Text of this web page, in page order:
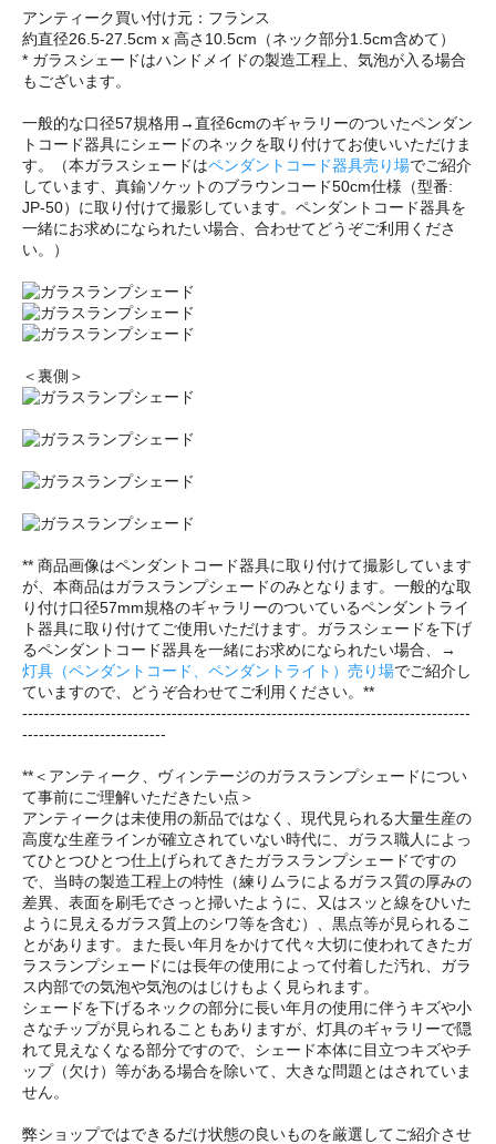
アンティーク買い付け元：フランス
約直径26.5-27.5cm x 高さ10.5cm（ネック部分1.5cm含めて）
* ガラスシェードはハンドメイドの製造工程上、気泡が入る場合
もございます。
一般的な口径57規格用→直径6cmのギャラリーのついたペンダン
トコード器具にシェードのネックを取り付けてお使いいただけま
す。（本ガラスシェードはペンダントコード器具売り場でご紹介
しています、真鍮ソケットのブラウンコード50cm仕様（型番:
JP-50）に取り付けて撮影しています。ペンダントコード器具を
一緒にお求めになられたい場合、合わせてどうぞご利用くださ
い。）
＜裏側＞
** 商品画像はペンダントコード器具に取り付けて撮影しています
が、本商品はガラスランプシェードのみとなります。一般的な取
り付け口径57mm規格のギャラリーのついているペンダントライ
ト器具に取り付けてご使用いただけます。ガラスシェードを下げ
るペンダントコード器具を一緒にお求めになられたい場合、→
灯具（ペンダントコード、ペンダントライト）売り場でご紹介し
ていますので、どうぞ合わせてご利用ください。**
---------------------------------------------------------------------------------
--------------------------
**＜アンティーク、ヴィンテージのガラスランプシェードについ
て事前にご理解いただきたい点＞
アンティークは未使用の新品ではなく、現代見られる大量生産の
高度な生産ラインが確立されていない時代に、ガラス職人によっ
てひとつひとつ仕上げられてきたガラスランプシェードですの
で、当時の製造工程上の特性（練りムラによるガラス質の厚みの
差異、表面を刷毛でさっと掃いたように、又はスッと線をひいた
ように見えるガラス質上のシワ等を含む）、黒点等が見られるこ
とがあります。また長い年月をかけて代々大切に使われてきたガ
ラスランプシェードには長年の使用によって付着した汚れ、ガラ
ス内部での気泡や気泡のはじけもよく見られます。
シェードを下げるネックの部分に長い年月の使用に伴うキズや小
さなチップが見られることもありますが、灯具のギャラリーで隠
れて見えなくなる部分ですので、シェード本体に目立つキズやチ
ップ（欠け）等がある場合を除いて、大きな問題とはされていま
せん。
弊ショップではできるだけ状態の良いものを厳選してご紹介させ